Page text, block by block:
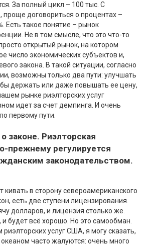
За полный цикл – 100 тыс. С
проще договориться о процентах –
Есть такое понятие – рынок
Не в том смысле, что это что-то
открытый рынок, на котором
число экономических субъектов и,
закона. В такой ситуации, согласно
возможны только два пути: улучшать
держать или даже повышать ее цену,
рынке риэлторских услуг
идет за счет демпинга. И очень
первому пути.
законе. Риэлторская
прежнему регулируется
законодательством.
кивать в сторону североамериканского
есть две ступени лицензирования.
долларов, и лицензия столько же.
будет всё хорошо. Но это самообман.
услуг США, я могу сказать,
часто жалуются: очень много